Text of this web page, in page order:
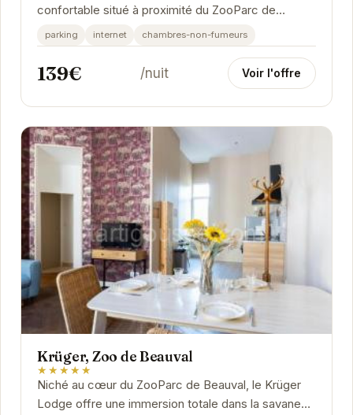
confortable situé à proximité du ZooParc de
Beauval. Il offre un hébergement idéal pour les
familles et...
parking internet chambres-non-fumeurs
139€ /nuit Voir l'offre
Krüger, Zoo de Beauval
★★★★★
Niché au cœur du ZooParc de Beauval, le Krüger
Lodge offre une immersion totale dans la savane